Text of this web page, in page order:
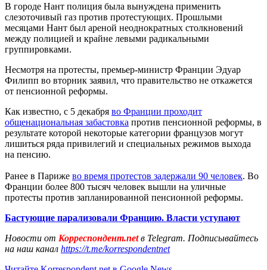
В городе Нант полиция была вынуждена применить
слезоточивый газ против протестующих. Прошлыми
месяцами Нант был ареной неоднократных столкновений
между полицией и крайне левыми радикальными
группировками.
Несмотря на протесты, премьер-министр Франции Эдуар
Филипп во вторник заявил, что правительство не откажется
от пенсионной реформы.
Как известно, с 5 декабря во Франции проходит
общенациональная забастовка против пенсионной реформы, в
результате которой некоторые категории французов могут
лишиться ряда привилегий и специальных режимов выхода
на пенсию.
Ранее в Париже во время протестов задержали 90 человек. Во
Франции более 800 тысяч человек вышли на уличные
протесты против запланированной пенсионной реформы.
Бастующие парализовали Францию. Власти уступают
Новости от Корреспондент.netв Telegram. Подписывайтесь
на наш канал https://t.me/korrespondentnet